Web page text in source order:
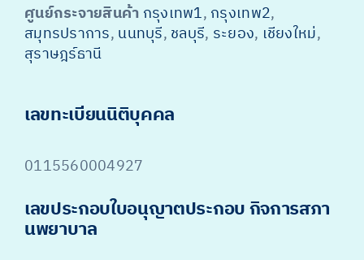
ศูนย์กระจายสินค้า กรุงเทพ1, กรุงเทพ2,
สมุทรปราการ, นนทบุรี, ชลบุรี, ระยอง, เชียงใหม่,
สุราษฎร์ธานี
เลขทะเบียนนิติบุคคล
0115560004927
เลขประกอบใบอนุญาตประกอบ กิจการสภา
นพยาบาล